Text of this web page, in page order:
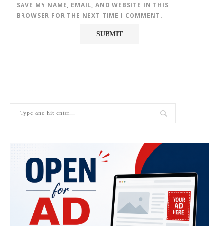
SAVE MY NAME, EMAIL, AND WEBSITE IN THIS
BROWSER FOR THE NEXT TIME I COMMENT.